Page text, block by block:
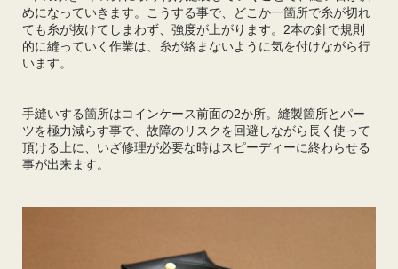
めになっていきます。こうする事で、どこか一箇所で糸が切れ
ても糸が抜けてしまわず、強度が上がります。2本の針で規則
的に縫っていく作業は、糸が絡まないように気を付けながら行
います。
手縫いする箇所はコインケース前面の2か所。縫製箇所とパー
ツを極力減らす事で、故障のリスクを回避しながら長く使って
頂ける上に、いざ修理が必要な時はスピーディーに終わらせる
事が出来ます。